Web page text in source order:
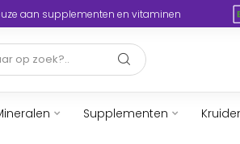
aan supplementen en vitaminen
Supplementen